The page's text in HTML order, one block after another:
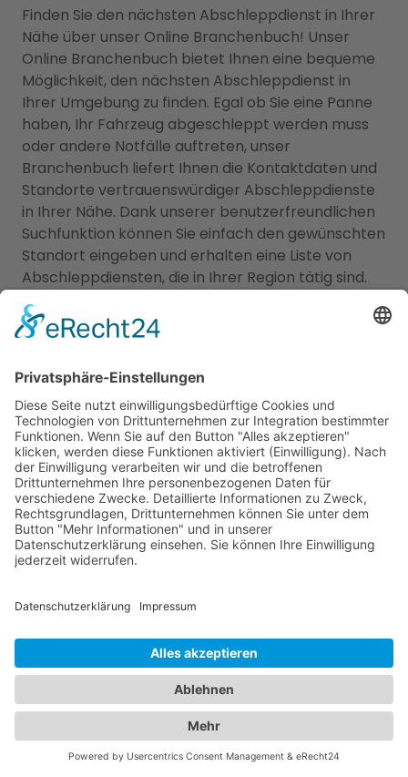
Finden Sie den nächsten Abschleppdienst in Ihrer
Nähe über unser Online Branchenbuch! Unser
Online Branchenbuch bietet Ihnen eine bequeme
Möglichkeit, den nächsten Abschleppdienst in
Ihrer Umgebung zu finden. Egal ob Sie eine Panne
haben, Ihr Fahrzeug abgeschleppt werden muss
oder andere Notfälle auftreten, unser
Branchenbuch liefert Ihnen die Kontaktdaten und
Standorte vertrauenswürdiger Abschleppdienste
in Ihrer Nähe. Dank unserer benutzerfreundlichen
Suchfunktion können Sie einfach den gewünschten
Standort eingeben und erhalten eine Liste von
Abschleppdiensten, die in Ihrer Region tätig sind.
Sie finden Informationen zu deren
Dienstleistungen, Öffnungszeiten und
Kontaktdaten, damit Sie schnell und unkompliziert
Online Branchenbuch, um den nächsten
Abschleppdienst zu finden und Ihre
Fahrzeugprobleme effizient zu lösen. Wir stehen
Ihnen zur Seite, wenn es um schnelle und
zuverlässige Abschleppdienste in Ihrer Nähe geht.
Finden Sie den passenden
Abschleppdienst und das
ideale Hotel - Unser
Branchenportal macht es
Unser umfangreiches Branchenportal bietet Ihnen
nicht nur alle Informationen zu zuverlässigen
Abschleppdiensten, sondern auch eine Vielzahl an
Optionen für Ihren nächsten Hotelaufenthalt in
einemHotel Winterlingen. Wir verstehen, dass
sowohl die Sicherheit Ihres Fahrzeugs als auch der